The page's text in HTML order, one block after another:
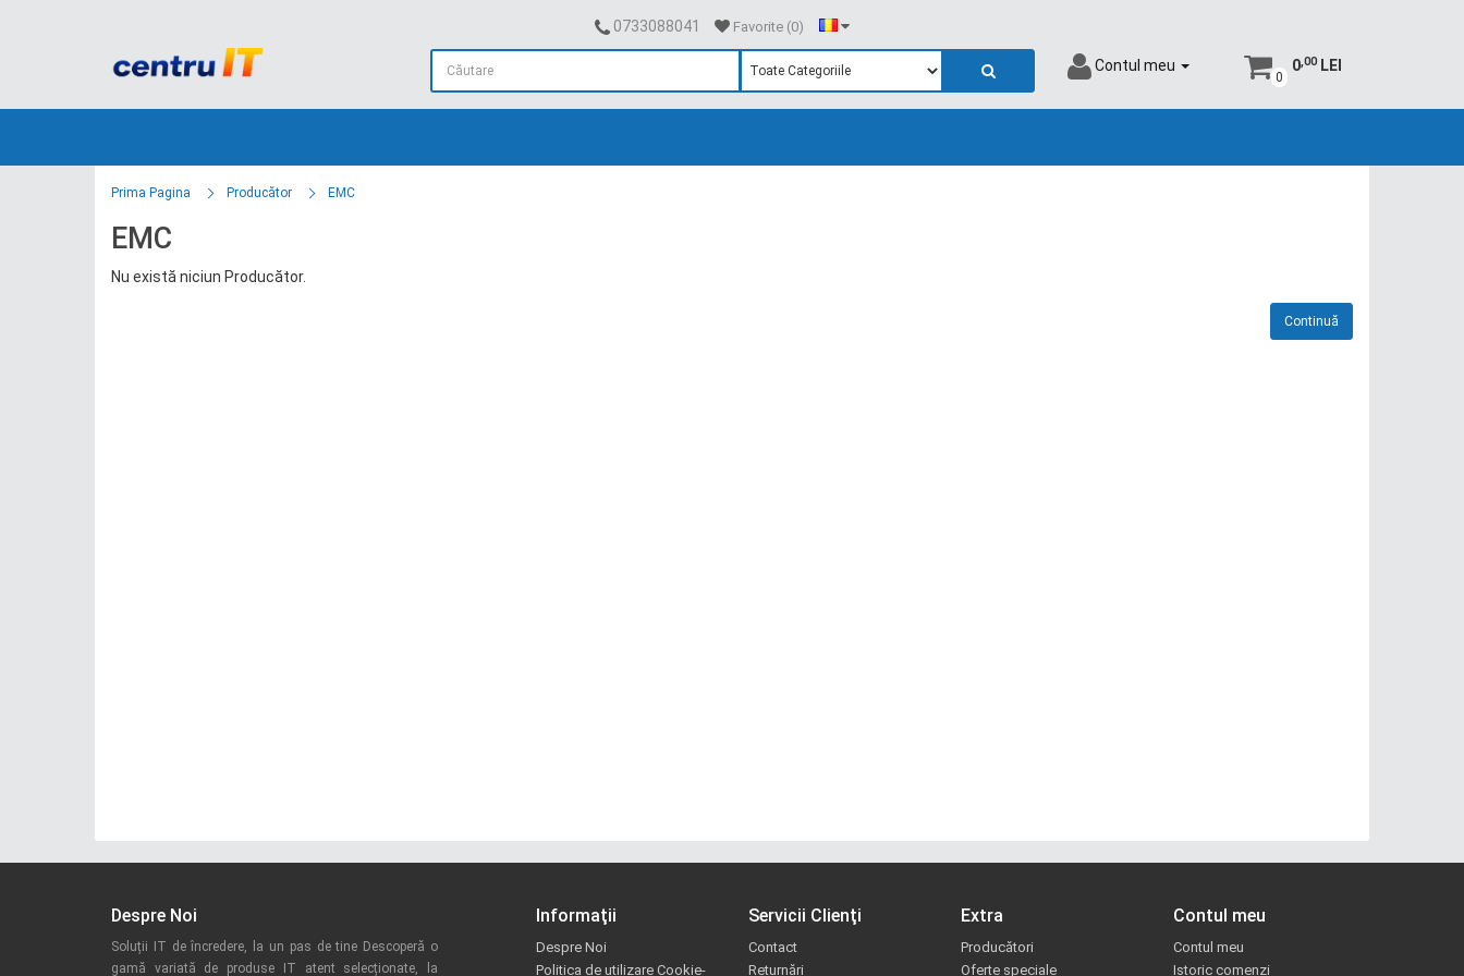
0733088041 Favorite (0)
Contul meu
0
0,00LEI
Prima Pagina Producător EMC
EMC
Nu există niciun Producător.
Continuă
Despre Noi
Soluții IT de încredere, la un pas de tine Descoperă o
gamă variată de produse IT atent selecționate, la
Informaţii
Despre Noi
Politica de utilizare Cookie-
Servicii Clienţi
Contact
Returnări
Extra
Producători
Oferte speciale
Contul meu
Contul meu
Istoric comenzi